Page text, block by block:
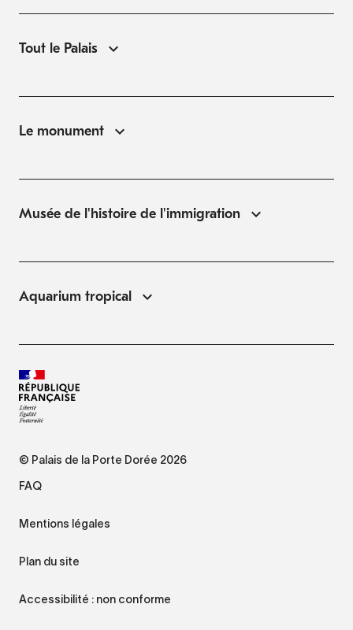
Tout le Palais
Le monument
Musée de l'histoire de l'immigration
Aquarium tropical
© Palais de la Porte Dorée 2026
FAQ
Mentions légales
Plan du site
Accessibilité : non conforme